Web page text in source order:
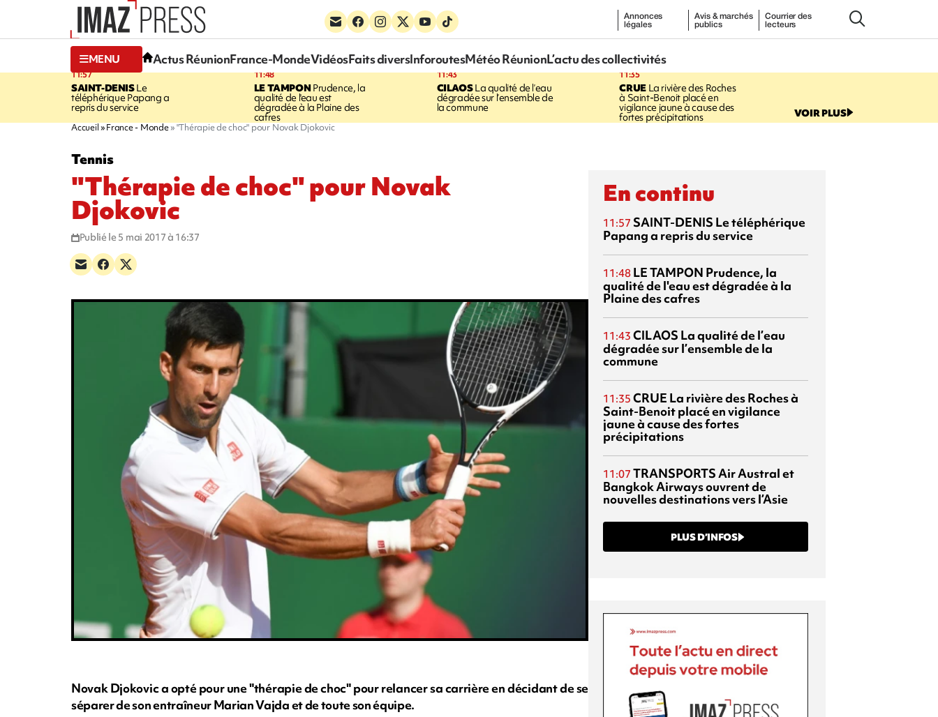
Annonces
légales
Avis & marchés
publics
Courrier des
lecteurs
MENU Actus RéunionFrance-MondeVidéosFaits diversInforoutesMétéo RéunionL’actu des collectivités
11:57
SAINT-DENISLe
téléphérique Papang a
repris du service
11:48
LE TAMPONPrudence, la
qualité de l'eau est
dégradée à la Plaine des
cafres
11:43
CILAOSLa qualité de l’eau
dégradée sur l’ensemble de
la commune
11:35
CRUELa rivière des Roches
à Saint-Benoit placé en
vigilance jaune à cause des
fortes précipitations VOIR PLUS
Accueil France - Monde "Thérapie de choc" pour Novak Djokovic
Tennis
"Thérapie de choc" pour Novak
Djokovic
Publié le 5 mai 2017 à 16:37
Novak Djokovic a opté pour une "thérapie de choc" pour relancer sa carrière en décidant de se
séparer de son entraîneur Marian Vajda et de toute son équipe.
En continu
11:57 SAINT-DENIS Le téléphérique
Papang a repris du service
11:48 LE TAMPON Prudence, la
qualité de l'eau est dégradée à la
Plaine des cafres
11:43 CILAOS La qualité de l’eau
dégradée sur l’ensemble de la
commune
11:35 CRUE La rivière des Roches à
Saint-Benoit placé en vigilance
jaune à cause des fortes
précipitations
11:07 TRANSPORTSAir Austral et
Bangkok Airways ouvrent de
nouvelles destinations vers l’Asie
PLUS D’INFOS